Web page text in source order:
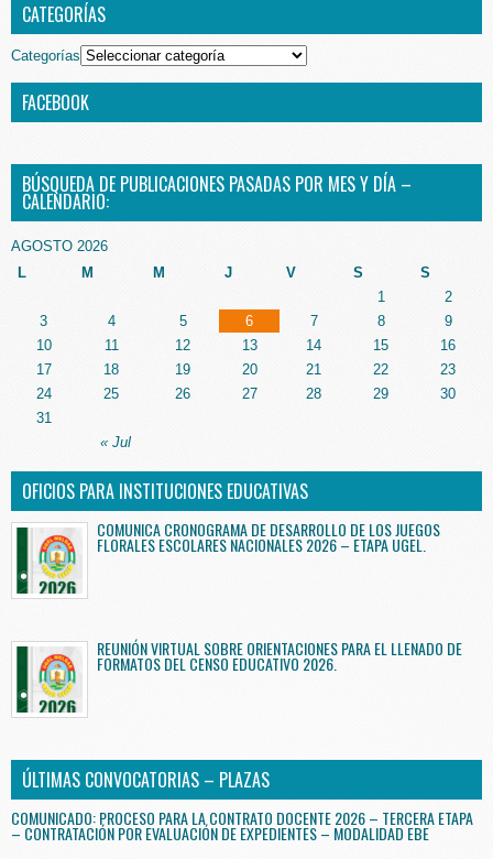
CATEGORÍAS
Categorías
FACEBOOK
BÚSQUEDA DE PUBLICACIONES PASADAS POR MES Y DÍA –
CALENDARIO:
AGOSTO 2026
L
M M J V S S
« Jul
1
2
3
4 5 6 7 8
9
10
11 12 13 14 15
16
17
18 19 20 21 22
23
24
25 26 27 28 29
30
31
OFICIOS PARA INSTITUCIONES EDUCATIVAS
COMUNICA CRONOGRAMA DE DESARROLLO DE LOS JUEGOS
FLORALES ESCOLARES NACIONALES 2026 – ETAPA UGEL.
REUNIÓN VIRTUAL SOBRE ORIENTACIONES PARA EL LLENADO DE
FORMATOS DEL CENSO EDUCATIVO 2026.
ÚLTIMAS CONVOCATORIAS – PLAZAS
COMUNICADO: PROCESO PARA LA CONTRATO DOCENTE 2026 – TERCERA ETAPA
– CONTRATACIÓN POR EVALUACIÓN DE EXPEDIENTES – MODALIDAD EBE